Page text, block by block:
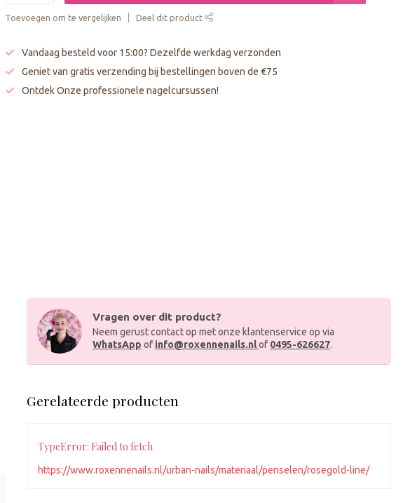
Toevoegen om te vergelijken Deel dit product
Vandaag besteld voor 15:00? Dezelfde werkdag verzonden
Geniet van gratis verzending bij bestellingen boven de €75
Ontdek Onze professionele nagelcursussen!
Vragen over dit product?
Neem gerust contact op met onze klantenservice op via
WhatsApp of info@roxennenails.nlof 0495-626627.
Gerelateerde producten
TypeError: Failed to fetch
https://www.roxennenails.nl/urban-nails/materiaal/penselen/rosegold-line/